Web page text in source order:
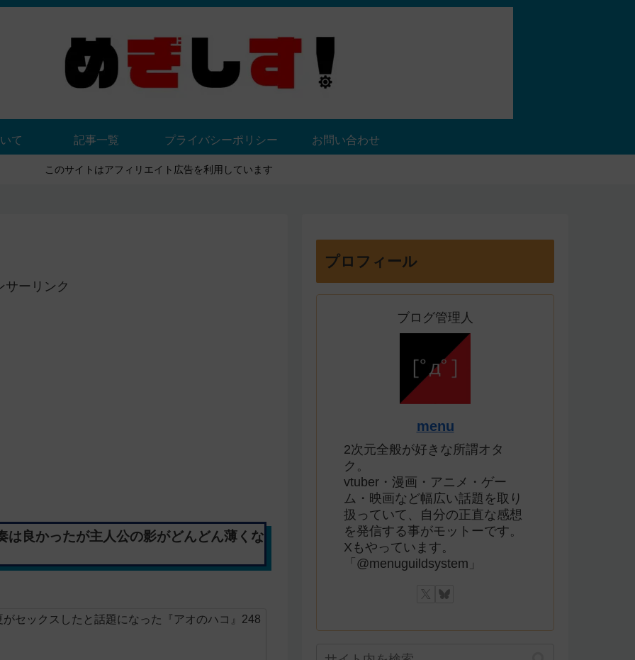
て 記事一覧 プライバシーポリシー お問い合わせ
このサイトはアフィリエイト広告を利用しています
サーリンク
良かったが主人公の影がどんどん薄くな
セックスしたと話題になった『アオのハコ』248
プロフィール
ブログ管理人
menu
2次元全般が好きな所謂オタ
ク。
vtuber・漫画・アニメ・ゲー
ム・映画など幅広い話題を取り
扱っていて、自分の正直な感想
を発信する事がモットーです。
Xもやっています。
「@menuguildsystem」